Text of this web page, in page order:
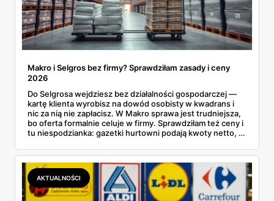
Makro i Selgros bez firmy? Sprawdziłam zasady i ceny
2026
Do Selgrosa wejdziesz bez działalności gospodarczej —
kartę klienta wyrobisz na dowód osobisty w kwadrans i
nic za nią nie zapłacisz. W Makro sprawa jest trudniejsza,
bo oferta formalnie celuje w firmy. Sprawdziłam też ceny i
tu niespodzianka: gazetki hurtowni podają kwoty netto, a
zawsze wygrywa — ta sama kawa ziarnista kosztuje w
Makro ponad dwa razy więcej niż w weekendowej
promocji dyskontu.
AKTUALNOŚCI